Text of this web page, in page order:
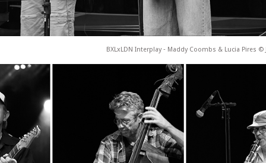
BXLxLDN Interplay ‐ Maddy Coombs & Lucia Pires ©